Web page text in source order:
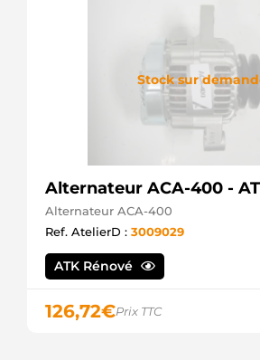
Stock sur
Alternateur ACA-400 -
Alternateur ACA-400
Ref. AtelierD : 3009029
ATK Rénové
126,72€Prix TTC